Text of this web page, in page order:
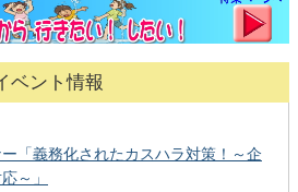
ベント情報
「義務化されたカスハラ対策！～企
～」